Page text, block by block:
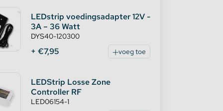
LEDstrip voedingsadapter 12V -
3A – 36 Watt
DYS40-120300
+ €7,95 voeg toe
LEDStrip Losse Zone
Controller RF
LED06154-1